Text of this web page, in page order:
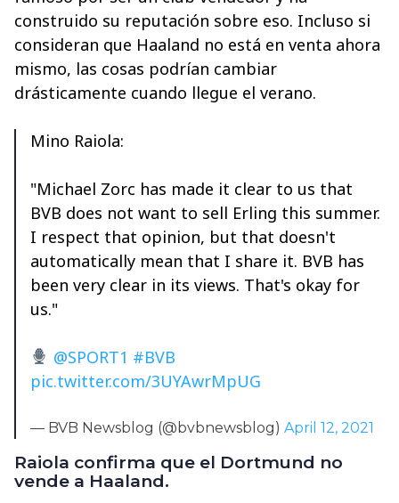
construido su reputación sobre eso. Incluso si
consideran que Haaland no está en venta ahora
mismo, las cosas podrían cambiar
drásticamente cuando llegue el verano.
Mino Raiola:
"Michael Zorc has made it clear to us that
BVB does not want to sell Erling this summer.
I respect that opinion, but that doesn't
automatically mean that I share it. BVB has
been very clear in its views. That's okay for
us."
@SPORT1 #BVB
pic.twitter.com/3UYAwrMpUG
— BVB Newsblog (@bvbnewsblog) April 12, 2021
Raiola confirma que el Dortmund no
vende a Haaland.